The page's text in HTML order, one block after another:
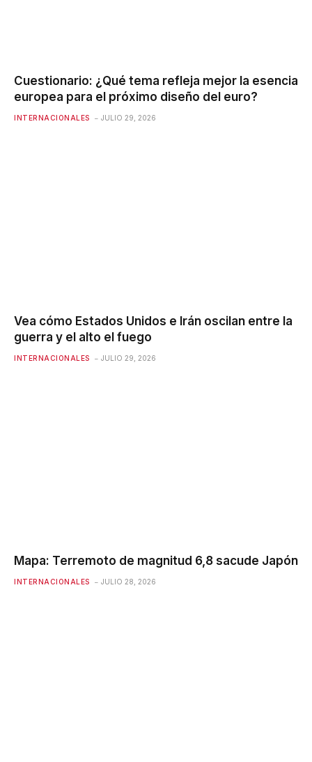
Cuestionario: ¿Qué tema refleja mejor la esencia
europea para el próximo diseño del euro?
INTERNACIONALES JULIO 29, 2026
Vea cómo Estados Unidos e Irán oscilan entre la
guerra y el alto el fuego
INTERNACIONALES JULIO 29, 2026
Mapa: Terremoto de magnitud 6,8 ​​sacude Japón
INTERNACIONALES JULIO 28, 2026